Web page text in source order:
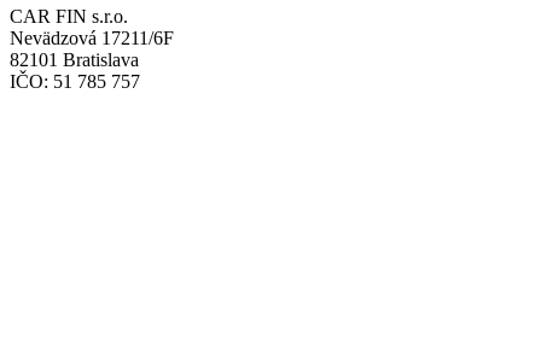
CAR FIN s.r.o.
Nevädzová 17211/6F
82101 Bratislava
IČO: 51 785 757